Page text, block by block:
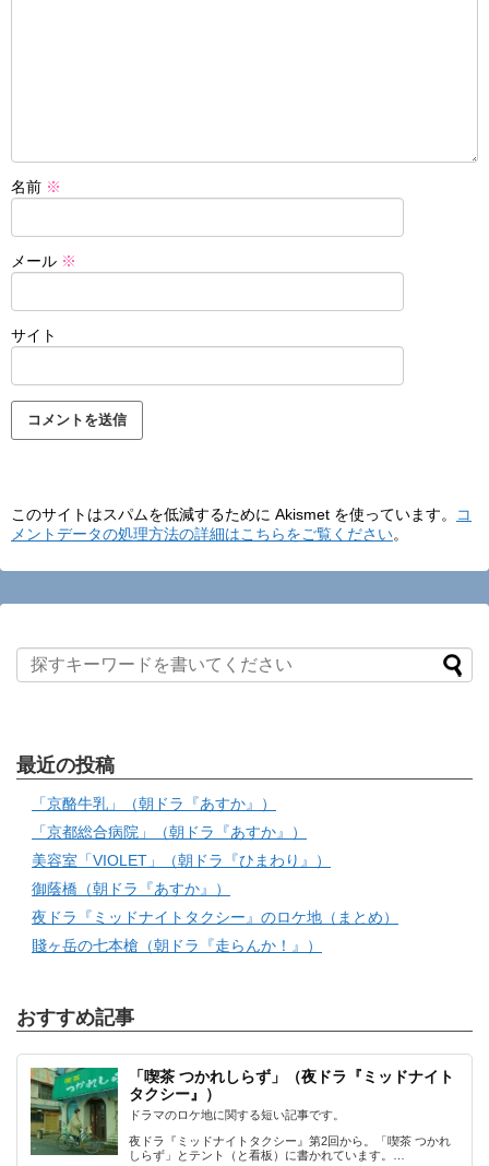
名前 ※
メール ※
サイト
このサイトはスパムを低減するために Akismet を使っています。
コ
メントデータの処理方法の詳細はこちらをご覧ください。
最近の投稿
「京酪牛乳」（朝ドラ『あすか』）
「京都総合病院」（朝ドラ『あすか』）
美容室「VIOLET」（朝ドラ『ひまわり』）
御蔭橋（朝ドラ『あすか』）
夜ドラ『ミッドナイトタクシー』のロケ地（まとめ）
賤ヶ岳の七本槍（朝ドラ『走らんか！』）
おすすめ記事
「喫茶 つかれしらず」（夜ドラ『ミッドナイト
タクシー』）
ドラマのロケ地に関する短い記事です。
夜ドラ『ミッドナイトタクシー』第2回から。「喫茶 つかれ
しらず」とテント（と看板）に書かれています。…